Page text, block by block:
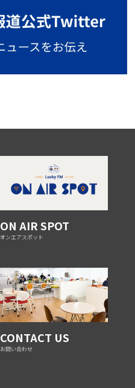
ON AIR SPOT
オンエアスポット
CONTACT US
お問い合わせ